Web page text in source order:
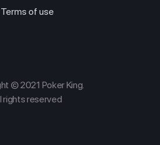
Terms of use
© 2021 Poker King.
rights reserved